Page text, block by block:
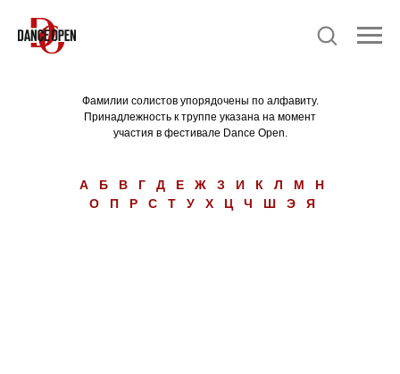
Фамилии солистов упорядочены по алфавиту.
Принадлежность к труппе указана на момент
участия в фестивале Dance Open.
А Б В Г Д Е Ж З И К Л М
Н
О
П Р С Т У Х Ц Ч Ш Э Я